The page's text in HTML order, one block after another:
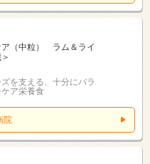
（中粒） ラム＆ライ
を支える、十分にバラ
ア栄養食
院